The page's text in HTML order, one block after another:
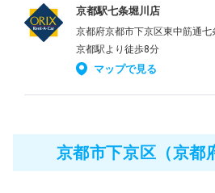
京都駅七条堀川店
京都府京都市下京区東中筋通七
京都駅より徒歩8分
マップで見る
京都市下京区（京都